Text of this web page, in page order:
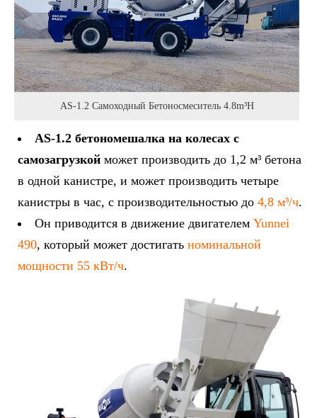
AS-1.2 Самоходный Бетоносмеситель 4.8m³h
AS-1.2 бетономешалка на колесах с
самозагрузкой может производить до 1,2 м³ бетона
в одной канистре, и может производить четыре
канистры в час, с производительностью до 4,8 м³/ч.
Он приводится в движение двигателем Yunnei
490, который может достигать номинальной
мощности 55 кВт/ч.